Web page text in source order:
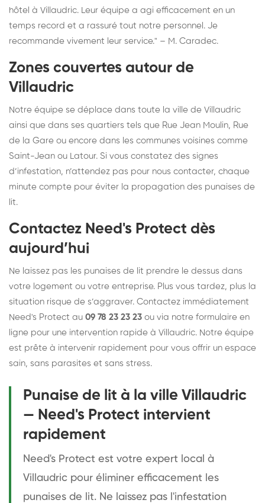
hôtel à Villaudric. Leur équipe a agi efficacement en un
temps record et a rassuré tout notre personnel. Je
recommande vivement leur service." – M. Caradec.
Zones couvertes autour de
Villaudric
Notre équipe se déplace dans toute la ville de Villaudric
ainsi que dans ses quartiers tels que Rue Jean Moulin, Rue
de la Gare ou encore dans les communes voisines comme
Saint-Jean ou Latour. Si vous constatez des signes
d’infestation, n’attendez pas pour nous contacter, chaque
minute compte pour éviter la propagation des punaises de
lit.
Contactez Need's Protect dès
aujourd’hui
Ne laissez pas les punaises de lit prendre le dessus dans
votre logement ou votre entreprise. Plus vous tardez, plus la
situation risque de s’aggraver. Contactez immédiatement
Need's Protect au 09 78 23 23 23 ou via notre formulaire en
ligne pour une intervention rapide à Villaudric. Notre équipe
est prête à intervenir rapidement pour vous offrir un espace
sain, sans parasites et sans stress.
Punaise de lit à la ville Villaudric
— Need's Protect intervient
rapidement
Need's Protect est votre expert local à
Villaudric pour éliminer efficacement les
punaises de lit. Ne laissez pas l'infestation